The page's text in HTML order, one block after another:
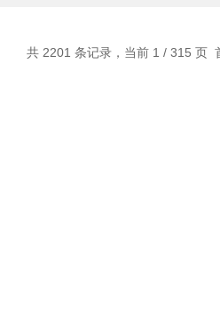
共 2201 条记录，当前 1 / 315 页